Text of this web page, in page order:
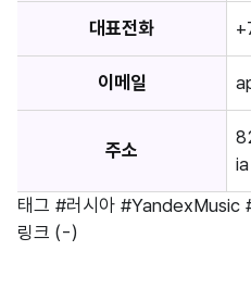
대표전화
이메일
주소
ia
태그 #러시아 #YandexMusic
링크 (-)